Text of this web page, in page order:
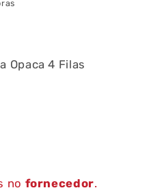
Opaca 4 Filas
no fornecedor.